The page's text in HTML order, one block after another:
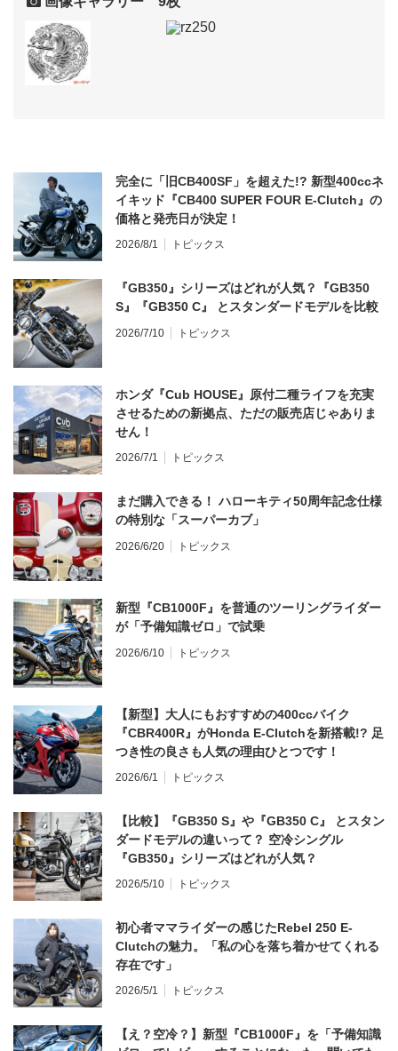
完全に「旧CB400SF」を超えた!? 新型400ccネ
イキッド『CB400 SUPER FOUR E-Clutch』の
価格と発売日が決定！
2026/8/1 トピックス
『GB350』シリーズはどれが人気？『GB350
S』『GB350 C』 とスタンダードモデルを比較
2026/7/10 トピックス
ホンダ『Cub HOUSE』原付二種ライフを充実
させるための新拠点、ただの販売店じゃありま
せん！
2026/7/1 トピックス
まだ購入できる！ ハローキティ50周年記念仕様
の特別な「スーパーカブ」
2026/6/20 トピックス
新型『CB1000F』を普通のツーリングライダー
が「予備知識ゼロ」で試乗
2026/6/10 トピックス
【新型】大人にもおすすめの400ccバイク
『CBR400R』がHonda E-Clutchを新搭載!? 足
つき性の良さも人気の理由ひとつです！
2026/6/1 トピックス
【比較】『GB350 S』や『GB350 C』 とスタン
ダードモデルの違いって？ 空冷シングル
『GB350』シリーズはどれが人気？
2026/5/10 トピックス
初心者ママライダーの感じたRebel 250 E-
Clutchの魅力。「私の心を落ち着かせてくれる
存在です」
2026/5/1 トピックス
【え？空冷？】新型『CB1000F』を「予備知識